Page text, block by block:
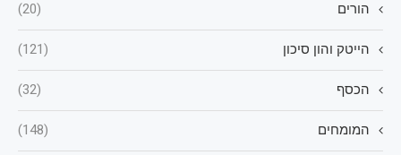
הורים (20)
הייטק והון סיכון (121)
הכסף (32)
המומחים (148)